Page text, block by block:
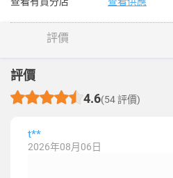
評價
評價
4.6(54 評價)
t**
2026年08月06日